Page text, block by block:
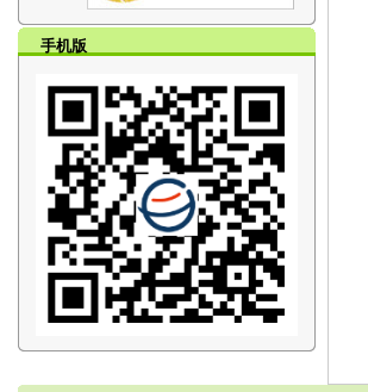
手机版